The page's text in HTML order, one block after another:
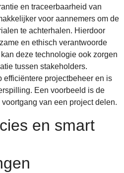
en traceerbaarheid van
voor aannemers om de
te achterhalen. Hierdoor
en ethisch verantwoorde
deze technologie ook zorgen
tussen stakeholders.
efficiëntere projectbeheer en is
Een voorbeeld is de
van een project delen.
en smart